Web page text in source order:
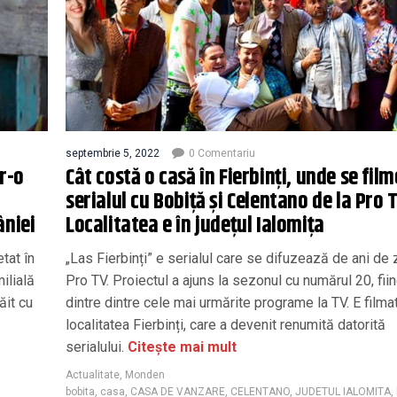
o
în
cu
septembrie 5, 2022 0 Comentariu
Cât costă o casă în Fierbinți, unde se
serialul cu Bobiță și Celentano de la Pro
Localitatea e în județul Ialomița
„Las Fierbinți” e serialul care se difuzează de ani de
Pro TV. Proiectul a ajuns la sezonul cu numărul 20,
dintre dintre cele mai urmărite programe la TV. E
localitatea Fierbinți, care a devenit renumită datorită
serialului. Citește mai mult
Actualitate Monden
bobita casa CASA DE VANZARE CELENTANO JUDETUL IALOMITA